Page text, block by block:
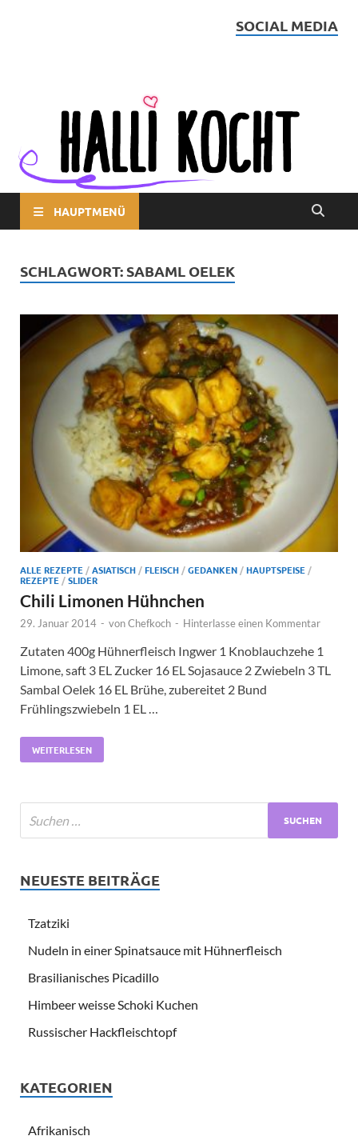
SOCIAL MEDIA
HAUPTMENÜ
SCHLAGWORT: SABAML OELEK
ALLE REZEPTE /ASIATISCH /FLEISCH /GEDANKEN /HAUPTSPEISE /
REZEPTE /SLIDER
Chili Limonen Hühnchen
29. Januar 2014 - vonChefkoch - Hinterlasse einen Kommentar
Zutaten 400g Hühnerfleisch Ingwer 1 Knoblauchzehe 1
Limone, saft 3 EL Zucker 16 EL Sojasauce 2 Zwiebeln 3 TL
Sambal Oelek 16 EL Brühe, zubereitet 2 Bund
Frühlingszwiebeln 1 EL …
WEITERLESEN
NEUESTE BEITRÄGE
Tzatziki
Nudeln in einer Spinatsauce mit Hühnerfleisch
Brasilianisches Picadillo
Himbeer weisse Schoki Kuchen
Russischer Hackfleischtopf
KATEGORIEN
Afrikanisch